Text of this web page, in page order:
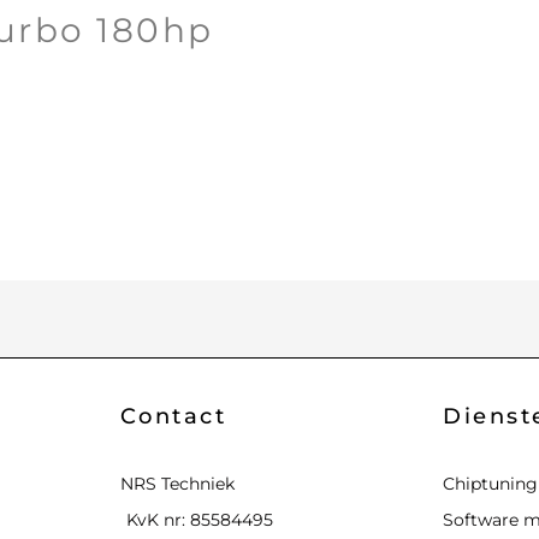
180hp
Contact
NRS Techniek
KvK nr: 85584495
Chiptuning
Software